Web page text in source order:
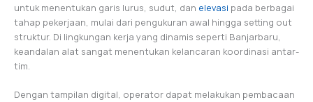
untuk menentukan garis lurus, sudut, dan elevasi pada berbagai
tahap pekerjaan, mulai dari pengukuran awal hingga setting out
struktur. Di lingkungan kerja yang dinamis seperti Banjarbaru,
keandalan alat sangat menentukan kelancaran koordinasi antar-
tim.
Dengan tampilan digital, operator dapat melakukan pembacaan